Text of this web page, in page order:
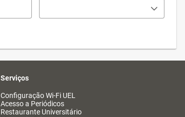
Serviços
Configuração Wi-Fi UEL
Acesso a Periódicos
Restaurante Universitário